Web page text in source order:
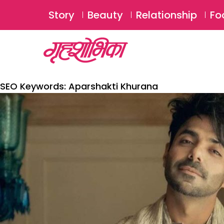
Story Beauty Relationship
SEO Keywords: Aparshakti Khurana